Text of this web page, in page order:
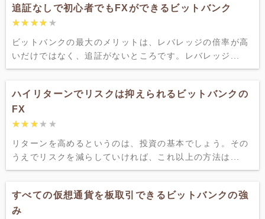
追証なしで初心者でもFXができるビットバンク
★★★★★
★★★★★
ビットバンクの最大のメリットは、レバレッジの倍率が高
いだけではなく、追証がないところです。レバレッジ...
ハイリターンでリスクは抑えられるビットバンクの
FX
★★★★★
★★★★★
リターンを高めるというのは、投資の基本でしょう。その
うえでリスクを減らしていければ、これ以上の方法は...
すべての仮想通貨を板取引できるビットバンクの強
み